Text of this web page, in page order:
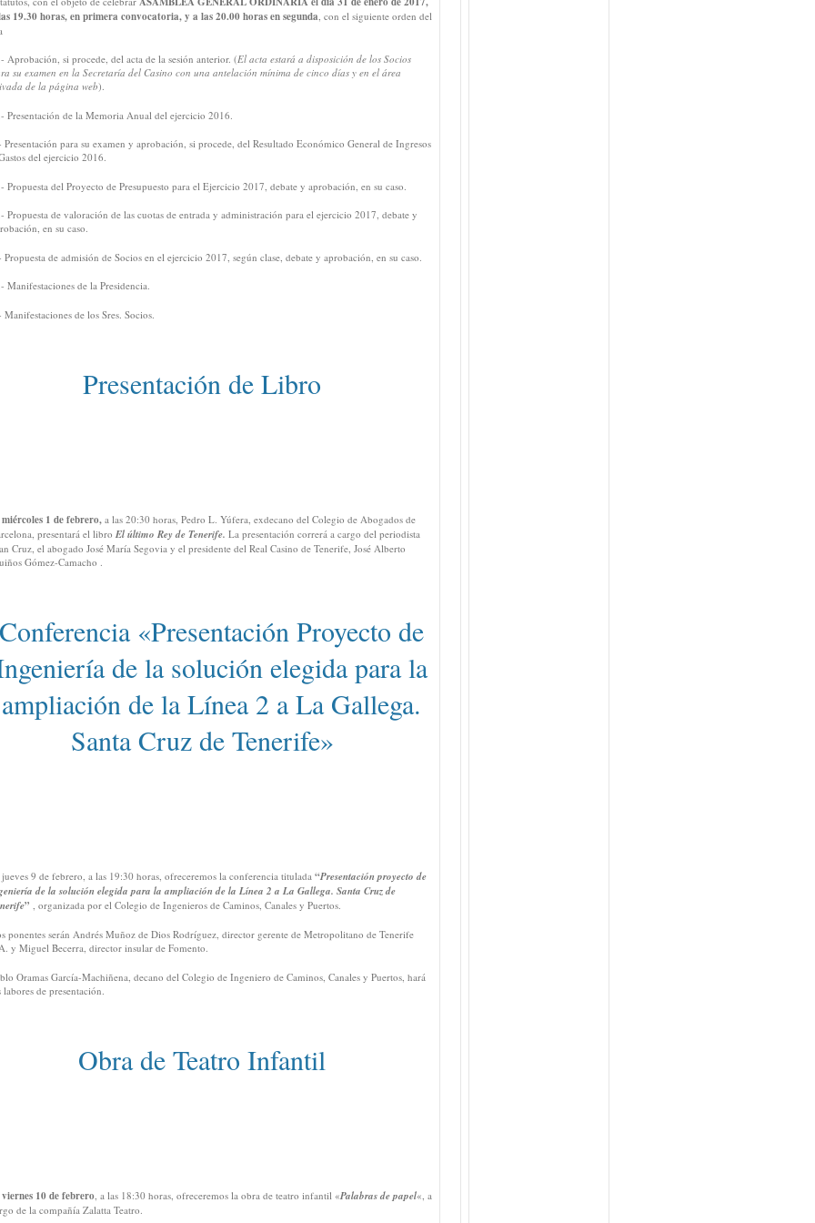
19.30 horas, en primera convocatoria,y a las 20.00 horas en segunda , con el siguiente orden del
Aprobación, si procede, del acta de la sesión anterior. (El acta estará a disposición de los Socios
su examen en la Secretaría del Casino con una antelación mínima de cinco días y en el área
de la página web).
Presentación de la Memoria Anual del ejercicio 2016.
Presentación para su examen y aprobación, si procede, del Resultado Económico General de Ingresos
del ejercicio 2016.
Propuesta del Proyecto de Presupuesto para el Ejercicio 2017, debate y aprobación, en su caso.
Propuesta de valoración de las cuotas de entrada y administración para el ejercicio 2017, debate y
en su caso.
Propuesta de admisión de Socios en el ejercicio 2017, según clase, debate y aprobación, en su caso.
Manifestaciones de la Presidencia.
Manifestaciones de los Sres. Socios.
Presentación de Libro
miércoles 1 de febrero, a las 20:30 horas, Pedro L. Yúfera, exdecano del Colegio de Abogados de
presentará el libroEl último Rey de Tenerife.La presentación correrá a cargo del periodista
Cruz, el abogado José María Segovia y el presidente del Real Casino de Tenerife, José Alberto
Gómez-Camacho .
Conferencia «Presentación Proyecto de
de la solución elegida para la
ampliación de la Línea 2 a La Gallega.
Santa Cruz de Tenerife»
9 de febrero, a las 19:30 horas, ofreceremos la conferencia titulada “Presentación proyecto de
de la solución elegida para la ampliación de la Línea 2 a La Gallega. Santa Cruz de
” , organizada por el Colegio de Ingenieros de Caminos, Canales y Puertos.
ponentes serán Andrés Muñoz de Dios Rodríguez, director gerente de Metropolitano de Tenerife
y Miguel Becerra, director insular de Fomento.
Oramas García-Machiñena, decano del Colegio de Ingeniero de Caminos, Canales y Puertos, hará
labores de presentación.
Obra de Teatro Infantil
viernes 10 de febrero , a las 18:30 horas, ofreceremos la obra de teatro infantil «Palabras de papel«, a
de la compañía Zalatta Teatro.